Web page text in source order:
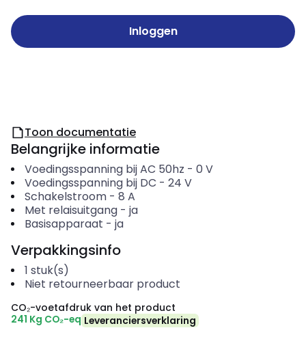
Inloggen
Toon documentatie
Belangrijke informatie
Voedingsspanning bij AC 50hz - 0 V
Voedingsspanning bij DC - 24 V
Schakelstroom- 8 A
Met relaisuitgang- ja
Basisapparaat - ja
Verpakkingsinfo
1 stuk(s)
Niet retourneerbaar product
CO₂-voetafdruk van het product
241 Kg CO₂-eq Leveranciersverklaring